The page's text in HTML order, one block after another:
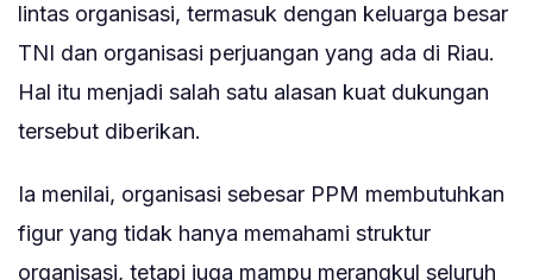
lintas organisasi, termasuk dengan keluarga besar
TNI dan organisasi perjuangan yang ada di Riau.
Hal itu menjadi salah satu alasan kuat dukungan
tersebut diberikan.
Ia menilai, organisasi sebesar PPM membutuhkan
figur yang tidak hanya memahami struktur
organisasi, tetapi juga mampu merangkul seluruh